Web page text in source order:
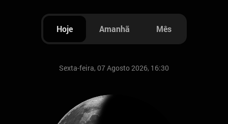
Hoje Amanhã Mês
Sexta-feira, 07 Agosto 2026, 16:30